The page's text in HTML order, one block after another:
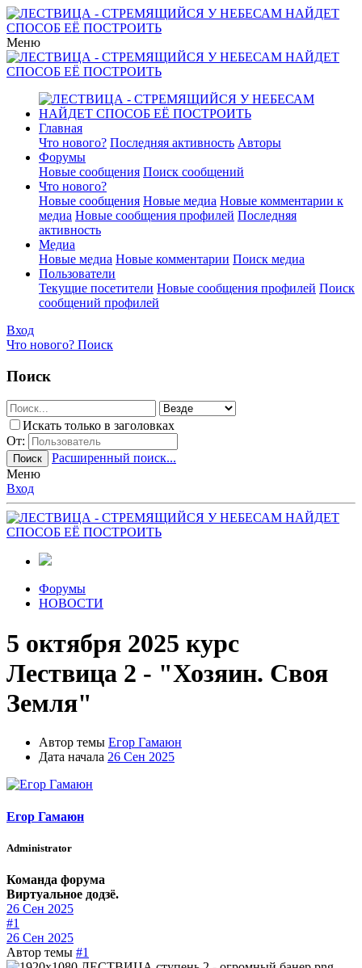
Меню
Главная
Что нового? Последняя активность Авторы
Форумы
Новые сообщения Поиск сообщений
Что нового?
Новые сообщения Новые медиа Новые комментарии к
медиа Новые сообщения профилей Последняя
активность
Медиа
Новые медиа Новые комментарии Поиск медиа
Пользователи
Текущие посетители Новые сообщения профилей Поиск
сообщений профилей
Вход
Что нового? Поиск
Поиск
Искать только в заголовках
От:
Поиск
Расширенный поиск...
Меню
Вход
Форумы
НОВОСТИ
5 октября 2025 курс
Лествица 2 - "Хозяин. Своя
Земля"
Автор темы Егор Гамаюн
Дата начала 26 Сен 2025
Егор Гамаюн
Administrator
Команда форума
Виртуальное додзё.
26 Сен 2025
#1
26 Сен 2025
Автор темы #1